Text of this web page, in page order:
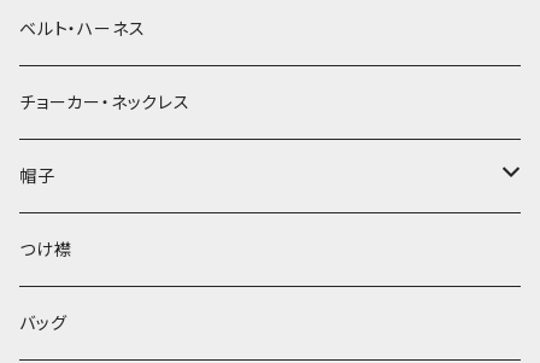
ベルト・ハーネス
チョーカー・ネックレス
帽子
ベレー帽
つけ襟
バッグ